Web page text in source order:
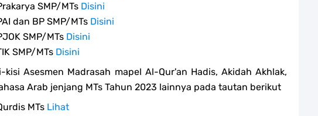
SMP/MTs Disini
dan BP SMP/MTs Disini
SMP/MTs Disini
SMP/MTs Disini
kisi Asesmen Madrasah mapel Al-Qur'an Hadis, Akidah Akhlak,
Arab jenjang MTs Tahun 2023 lainnya pada tautan berikut
MTs Lihat